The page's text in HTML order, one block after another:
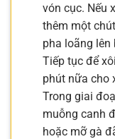
vón cục. Nếu
thêm một
pha loãng lên
Tiếp tục để
phút nữa cho
Trong giai
muỗng canh
hoặc mỡ gà